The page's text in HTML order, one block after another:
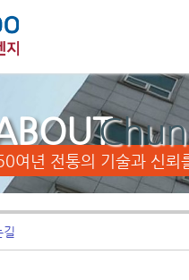
여년 전통의 기술과 신뢰
길